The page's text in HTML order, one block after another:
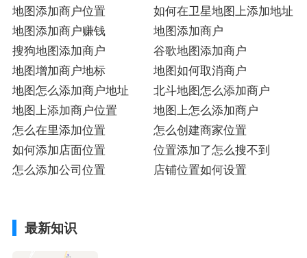
地图添加商户位置
如何在卫星地图上添加地址
地图添加商户赚钱
地图添加商户
搜狗地图添加商户
谷歌地图添加商户
地图增加商户地标
地图如何取消商户
地图怎么添加商户地址
北斗地图怎么添加商户
地图上添加商户位置
地图上怎么添加商户
怎么在里添加位置
怎么创建商家位置
如何添加店面位置
位置添加了怎么搜不到
怎么添加公司位置
店铺位置如何设置
最新知识